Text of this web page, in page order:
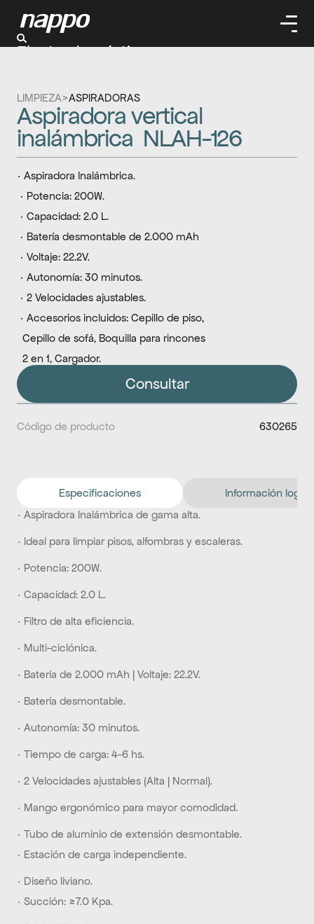
LIMPIEZA>ASPIRADORAS
Aspiradora vertical
inalámbrica  NLAH-126
· Aspiradora Inalámbrica.
· Potencia: 200W.
· Capacidad: 2.0 L.
· Batería desmontable de 2.000 mAh
· Voltaje: 22.2V.
· Autonomía: 30 minutos.
· 2 Velocidades ajustables.
· Accesorios incluidos: Cepillo de piso,
  Cepillo de sofá, Boquilla para rincones
  2 en 1, Cargador.
Consultar
Código de producto 630265
Especificaciones
Información
· Aspiradora Inalámbrica de gama alta.
· Ideal para limpiar pisos, alfombras y escaleras.
· Potencia: 200W.
· Capacidad: 2.0 L.
· Filtro de alta eficiencia.
· Multi-ciclónica.
· Batería de 2.000 mAh | Voltaje: 22.2V.
· Batería desmontable.
· Autonomía: 30 minutos.
· Tiempo de carga: 4-6 hs.
· 2 Velocidades ajustables (Alta | Normal).
· Mango ergonómico para mayor comodidad.
· Tubo de aluminio de extensión desmontable.
· Estación de carga independiente.
· Diseño liviano.
· Succión: ≥7.0 Kpa.
Electrodomésticos
Limpieza
Herramientas
Climatizaación